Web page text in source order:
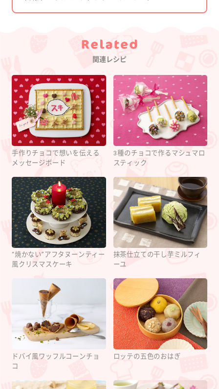
Category
関連レシピ
手作りチョコで想いを伝える
メッセージボード
3種のチョコで作るマシュマロ
スティック
“焼かない”アフタヌーンティー
風クリスマスケーキ
抹茶仕立ての干し芋ミルフィ
ーユ
ドバイ風ワッフルコーンチョ
コ
ロッテの五色のおはぎ